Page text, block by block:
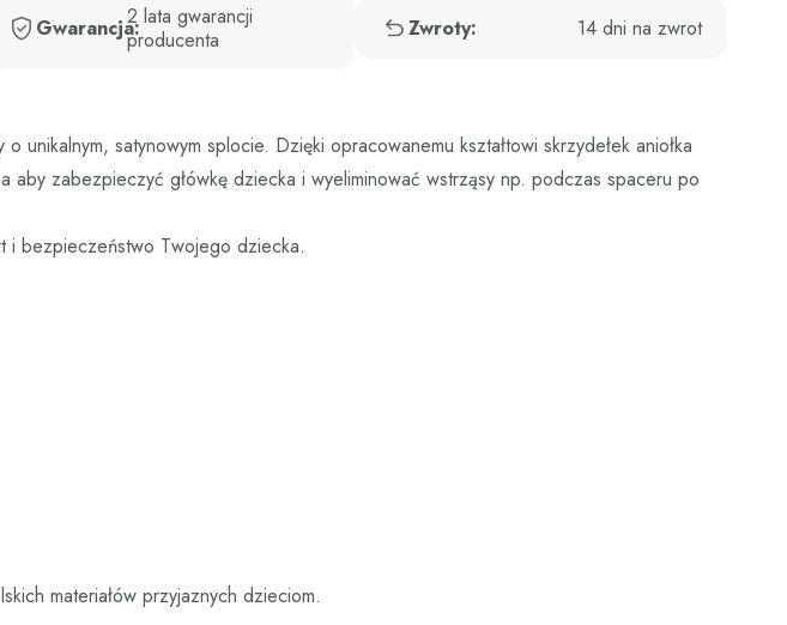
Gwarancja:2 lata gwarancji
producenta
Zwroty: 14 dni na zwrot
satynowym splocie. Dzięki opracowanemu kształtowi skrzydełek aniołka
zabezpieczyć główkę dziecka i wyeliminować wstrząsy np. podczas spaceru po
i bezpieczeństwo Twojego dziecka.
materiałów przyjaznych dzieciom.